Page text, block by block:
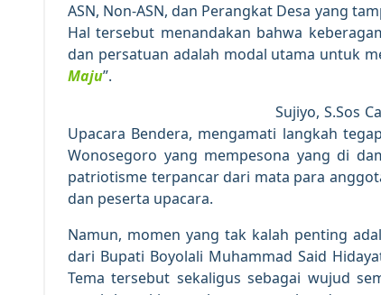
ASN, Non-ASN, dan Perangkat Desa yang
Hal tersebut menandakan bahwa
dan persatuan adalah modal utama untuk
Maju”.
Sujiyo, S.Sos
Upacara Bendera, mengamati langkah
Wonosegoro yang mempesona yang di
patriotisme terpancar dari mata para
dan peserta upacara.
Namun, momen yang tak kalah penting
dari Bupati Boyolali Muhammad Said
Tema tersebut sekaligus sebagai wujud